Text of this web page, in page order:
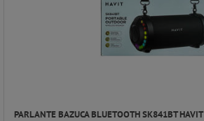
PARLANTE BAZUCA BLUETOOTH SK841BT HAVIT